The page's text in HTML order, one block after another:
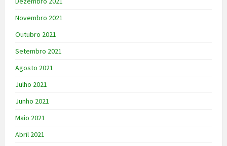
Novembro 2021
Outubro 2021
Setembro 2021
Agosto 2021
Julho 2021
Junho 2021
Maio 2021
Abril 2021